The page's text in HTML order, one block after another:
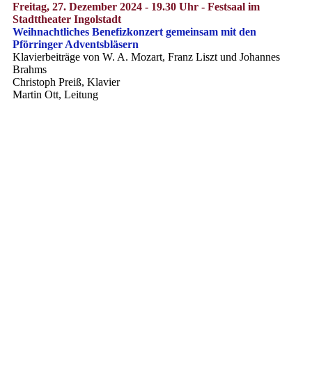
Freitag, 27. Dezember 2024 - 19.30 Uhr - Festsaal im
Stadttheater Ingolstadt
Weihnachtliches Benefizkonzert gemeinsam mit den
Pförringer Adventsbläsern
Klavierbeiträge von W. A. Mozart, Franz Liszt und Johannes
Brahms
Christoph Preiß, Klavier
Martin Ott, Leitung